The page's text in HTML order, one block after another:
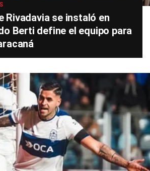
Rivadavia se instaló en
Berti define el equipo para